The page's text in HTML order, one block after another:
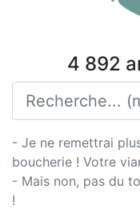
4 892
- Je ne remettrai
boucherie ! Votre
- Mais non, pas du
!